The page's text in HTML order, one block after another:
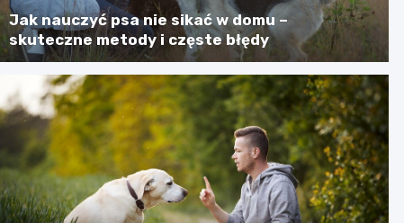
Jak nauczyć psa nie sikać w domu –
skuteczne metody i częste błędy